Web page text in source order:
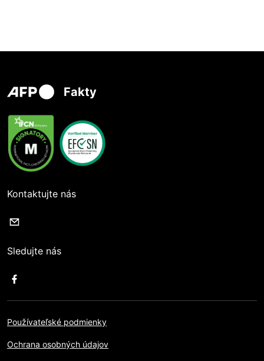
Fakty
Kontaktujte nás
Sledujte nás
Používateľské podmienky
Ochrana osobných údajov